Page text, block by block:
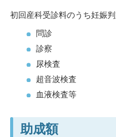
初回産科受診料のうち妊娠
問診
診察
尿検査
超音波検査
血液検査等
助成額